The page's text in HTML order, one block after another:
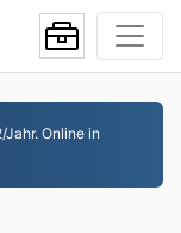
Online in